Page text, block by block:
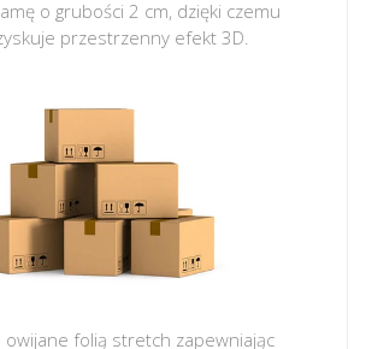
o grubości 2 cm, dzięki czemu
przestrzenny efekt 3D.
owijane folią stretch zapewniając